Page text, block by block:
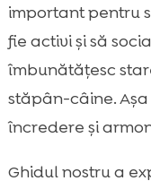
important pentru
fie activi și să
îmbunătățesc
stăpân-câine.
încredere și
Ghidul nostru a